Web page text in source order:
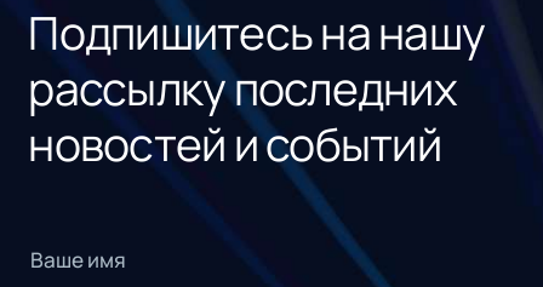
Подпишитесь на нашу
рассылку последних
новостей и событий